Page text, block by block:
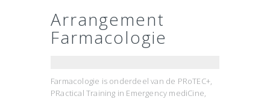
Arrangement
Farmacologie
Farmacologie is onderdeel van de PRoTEC+,
PRactical Training in Emergency mediCine,